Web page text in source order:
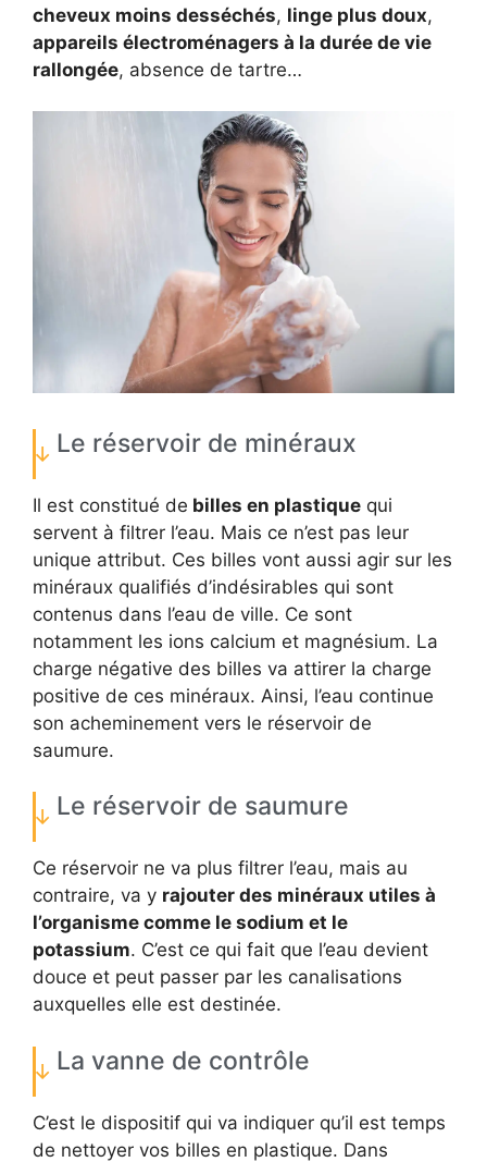
cheveux moins desséchés, linge plus doux,
appareils électroménagers à la durée de vie
rallongée, absence de tartre…
Le réservoir de minéraux
Il est constitué de billes en plastique qui
servent à filtrer l’eau. Mais ce n’est pas leur
unique attribut. Ces billes vont aussi agir sur les
minéraux qualifiés d’indésirables qui sont
contenus dans l’eau de ville. Ce sont
notamment les ions calcium et magnésium. La
charge négative des billes va attirer la charge
positive de ces minéraux. Ainsi, l’eau continue
son acheminement vers le réservoir de
saumure.
Le réservoir de saumure
Ce réservoir ne va plus filtrer l’eau, mais au
contraire, va y rajouter des minéraux utiles à
l’organisme comme le sodium et le
potassium. C’est ce qui fait que l’eau devient
douce et peut passer par les canalisations
auxquelles elle est destinée.
La vanne de contrôle
C’est le dispositif qui va indiquer qu’il est temps
de nettoyer vos billes en plastique. Dans